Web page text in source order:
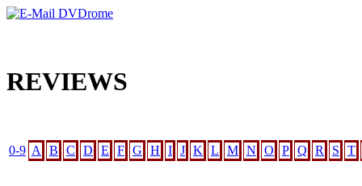
REVIEWS
0-9 A B C D E F G H I J K L M N O P Q R S T